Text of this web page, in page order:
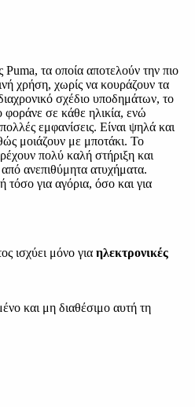
Puma, τα οποία αποτελούν την πιο
χρήση, χωρίς να κουράζουν τα
σχέδιο υποδημάτων, το
φοράνε σε κάθε ηλικία, ενώ
εμφανίσεις. Είναι ψηλά και
μοιάζουν με μποτάκι. Το
πολύ καλή στήριξη και
ανεπιθύμητα ατυχήματα.
για αγόρια, όσο και για
ισχύει μόνο για ηλεκτρονικές
και μη διαθέσιμο αυτή τη